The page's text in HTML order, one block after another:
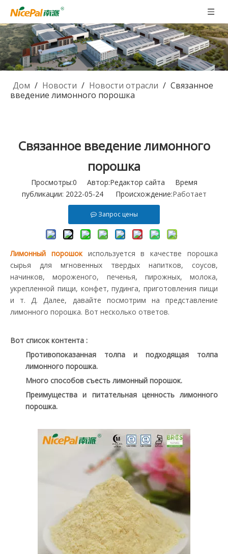
Дом / Новости / Новости отрасли / Связанное
введение лимонного порошка
Связанное введение лимонного
порошка
Просмотры:0 Автор:Pедактор сайта Время
публикации: 2022-05-24 Происхождение:Работает
Запрос цены
Лимонный порошок используется в качестве порошка
сырья для мгновенных твердых напитков, соусов,
начинков, мороженого, печенья, пирожных, молока,
укрепленной пищи, конфет, пудинга, приготовления пищи
и т. Д. Далее, давайте посмотрим на представление
лимонного порошка. Вот несколько ответов.
Вот список контента :
Противопоказанная толпа и подходящая толпа
лимонного порошка.
Много способов съесть лимонный порошок.
Преимущества и питательная ценность лимонного
порошка.